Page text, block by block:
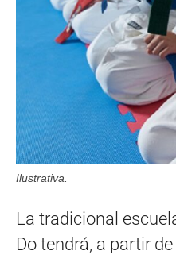
Ilustrativa.
La tradicional
Do tendrá, a partir